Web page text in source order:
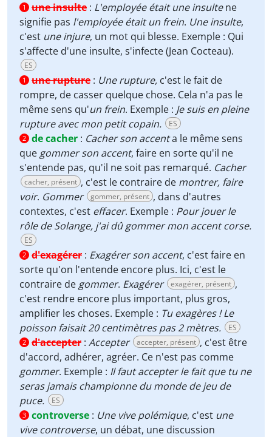
1 une insulte : L'employée était une insultene
signifie pas l'employée était un frein. Une insulte,
c'est une injure, un mot qui blesse. Exemple : Qui
s'affecte d'une insulte, s'infecte (Jean Cocteau).
ES
1 une rupture : Une rupture, c'est le fait de
rompre, de casser quelque chose. Cela n'a pas le
même sens qu'un frein. Exemple : Je suis en pleine
rupture avec mon petit copain.
ES
2 de cacher : Cacher son accenta le même sens
que gommer son accent, faire en sorte qu'il ne
s'entende pas, qu'il ne soit pas remarqué. Cacher
cacher, présent , c'est le contraire de montrer, faire
voir. Gommer gommer, présent , dans d'autres
contextes, c'est effacer. Exemple : Pour jouer le
rôle de Solange, j'ai dû gommer mon accent corse.
ES
2 d'exagérer : Exagérer son accent, c'est faire en
sorte qu'on l'entende encore plus. Ici, c'est le
contraire de gommer. Exagérer exagérer, présent ,
c'est rendre encore plus important, plus gros,
amplifier les choses. Exemple : Tu exagères ! Le
poisson faisait 20 centimètres pas 2 mètres.
ES
2 d'accepter : Accepter accepter, présent , c'est être
d'accord, adhérer, agréer. Ce n'est pas comme
gommer. Exemple : Il faut accepter le fait que tu ne
seras jamais championne du monde de jeu de
puce.
ES
3 controverse : Une vive polémique, c'est une
vive controverse, un débat, une discussion